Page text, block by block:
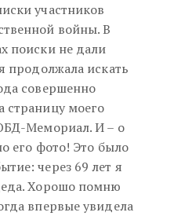
участников
войны. В
поиски не дали
продолжала искать
совершенно
страницу моего
Мемориал. И – о
его фото! Это было
через 69 лет я
Хорошо помню
впервые увидела